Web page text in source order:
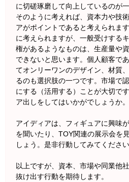
に切磋琢磨して向上しているのが一
そのように考えれば、資本力や技
アがポイントであると考えられま
に考えられますが、一般受けする
権があるようなものは、生産量や
できないと思います。個人顧客で
てオンリーワンのデザイン、材質
るのも選択肢の一つです。市場で
にする（活用する）ことが大切で
ア出しをしてはいかがでしょうか。
アイディアは、フィギュアに興味
を聞いたり、TOY関連の展示会を
しょう。是非行動してみてください
以上ですが、資本、市場や同業他
抜け出す行動を期待します。